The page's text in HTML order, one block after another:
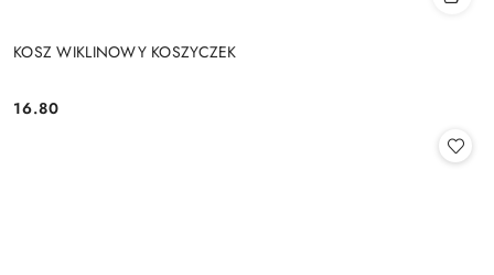
KOSZ WIKLINOWY KOSZYCZEK
Cena:
16.80